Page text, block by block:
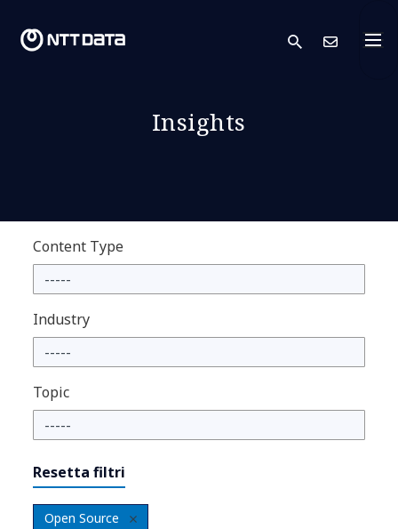
search
Insights
Content Type
Industry
Topic
Resetta filtri
Open Source